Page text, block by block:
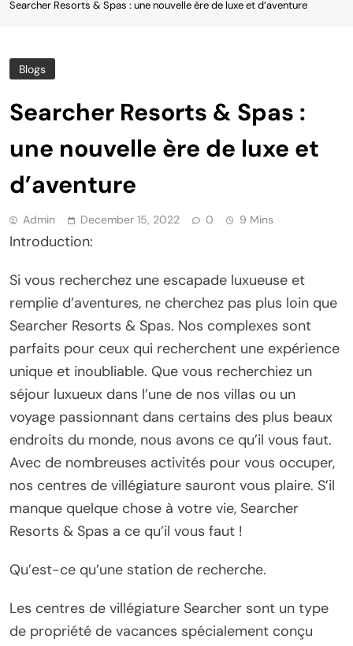
Searcher Resorts & Spas : une nouvelle ère de luxe et d’aventure
Blogs
Searcher Resorts & Spas :
une nouvelle ère de luxe et
d’aventure
Admin December 15, 2022 0 9 Mins
Introduction:
Si vous recherchez une escapade luxueuse et
remplie d’aventures, ne cherchez pas plus loin que
Searcher Resorts & Spas. Nos complexes sont
parfaits pour ceux qui recherchent une expérience
unique et inoubliable. Que vous recherchiez un
séjour luxueux dans l’une de nos villas ou un
voyage passionnant dans certains des plus beaux
endroits du monde, nous avons ce qu’il vous faut.
Avec de nombreuses activités pour vous occuper,
nos centres de villégiature sauront vous plaire. S’il
manque quelque chose à votre vie, Searcher
Resorts & Spas a ce qu’il vous faut !
Qu’est-ce qu’une station de recherche.
Les centres de villégiature Searcher sont un type
de propriété de vacances spécialement conçu